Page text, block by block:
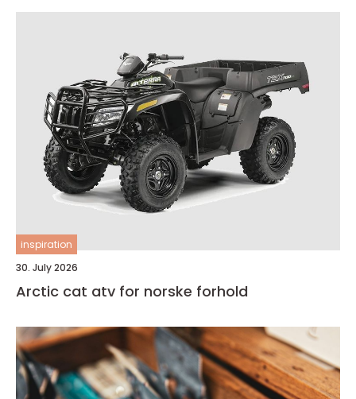
inspiration
30. July 2026
Arctic cat atv for norske forhold